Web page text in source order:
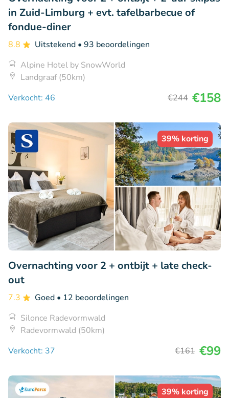
in Zuid-Limburg + evt. tafelbarbecue of
fondue-diner
8.8 Uitstekend • 93 beoordelingen
Alpine Hotel by SnowWorld
Landgraaf (50km)
Verkocht: 46
€244 €158
39% korting
Overnachting voor 2 + ontbijt + late check-
out
7.3 Goed • 12 beoordelingen
Silonce Radevormwald
Radevormwald (50km)
Verkocht: 37
€161 €99
39% korting